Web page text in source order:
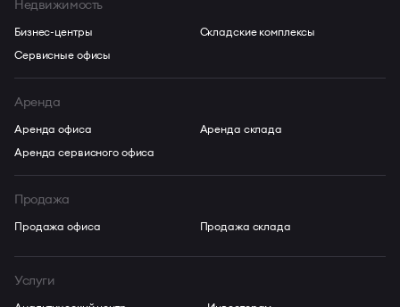
Недвижимость
Бизнес-центры
Сервисные офисы
Складские комплексы
Аренда
Аренда офиса
Аренда сервисного офиса
Аренда склада
Продажа
Продажа офиса Продажа склада
Услуги